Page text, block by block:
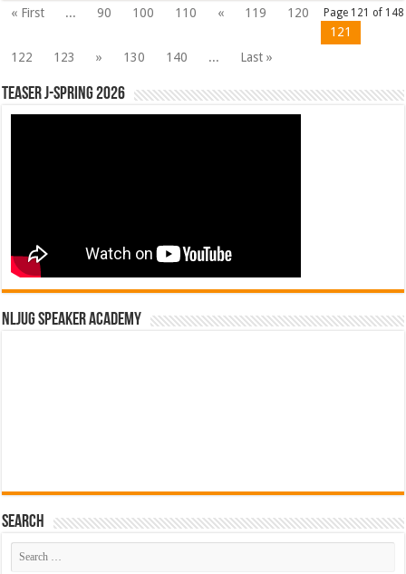
Page 121 of 148
« First ... 90 100 110 « 119
120
121
122
123 » 130 140 ... Last »
Teaser J-Spring 2026
NLJUG Speaker Academy
Search